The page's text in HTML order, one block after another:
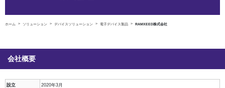
ホーム ソリューション デバイスソリューション 電子デバイス製品 RAMXEED株式会社
会社概要
設立 2020年3月